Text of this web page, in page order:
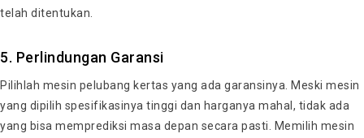
telah ditentukan.
5. Perlindungan Garansi
Pilihlah mesin pelubang kertas yang ada garansinya. Meski mesin
yang dipilih spesifikasinya tinggi dan harganya mahal, tidak ada
yang bisa memprediksi masa depan secara pasti. Memilih mesin